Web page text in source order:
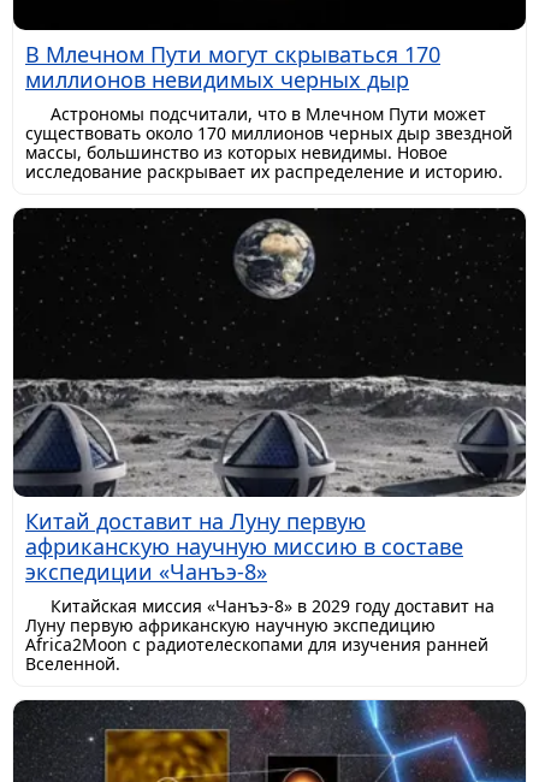
В Млечном Пути могут скрываться 170
миллионов невидимых черных дыр
Астрономы подсчитали, что в Млечном Пути может
существовать около 170 миллионов черных дыр звездной
массы, большинство из которых невидимы. Новое
исследование раскрывает их распределение и историю.
Китай доставит на Луну первую
африканскую научную миссию в составе
экспедиции «Чанъэ-8»
Китайская миссия «Чанъэ-8» в 2029 году доставит на
Луну первую африканскую научную экспедицию
Africa2Moon с радиотелескопами для изучения ранней
Вселенной.